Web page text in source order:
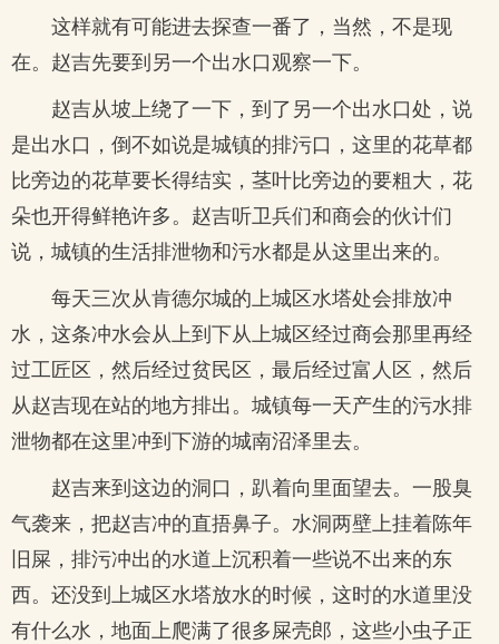
这样就有可能进去探查一番了，当然，不是现
在。赵吉先要到另一个出水口观察一下。
赵吉从坡上绕了一下，到了另一个出水口处，说
是出水口，倒不如说是城镇的排污口，这里的花草都
比旁边的花草要长得结实，茎叶比旁边的要粗大，花
朵也开得鲜艳许多。赵吉听卫兵们和商会的伙计们
说，城镇的生活排泄物和污水都是从这里出来的。
每天三次从肯德尔城的上城区水塔处会排放冲
水，这条冲水会从上到下从上城区经过商会那里再经
过工匠区，然后经过贫民区，最后经过富人区，然后
从赵吉现在站的地方排出。城镇每一天产生的污水排
泄物都在这里冲到下游的城南沼泽里去。
赵吉来到这边的洞口，趴着向里面望去。一股臭
气袭来，把赵吉冲的直捂鼻子。水洞两壁上挂着陈年
旧屎，排污冲出的水道上沉积着一些说不出来的东
西。还没到上城区水塔放水的时候，这时的水道里没
有什么水，地面上爬满了很多屎壳郎，这些小虫子正